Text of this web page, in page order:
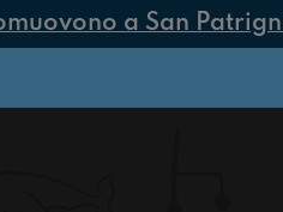
a San